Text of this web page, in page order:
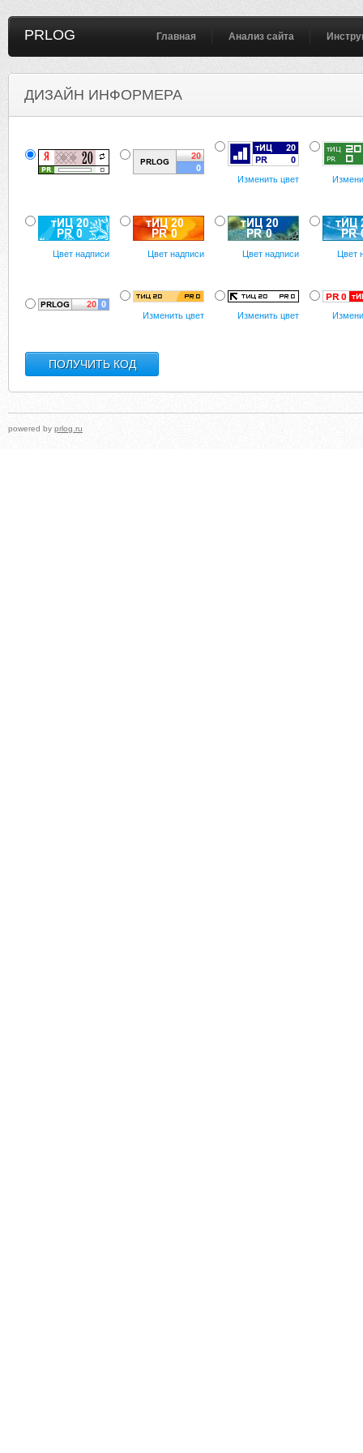
PRLOG Главная Анализ сайта
ДИЗАЙН ИНФОРМЕРА
Изменить цвет
Цвет надписи Цвет надписи Цвет надписи Цвет
Изменить цвет Изменить цвет
powered by prlog.ru